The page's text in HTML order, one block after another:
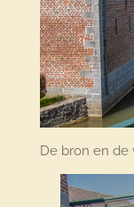
De bron en de